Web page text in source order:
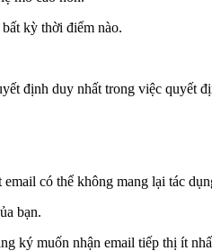
kỳ thời điểm nào.
định duy nhất trong việc
có thể không mang lại tác
bạn.
ký muốn nhận email tiếp thị ít